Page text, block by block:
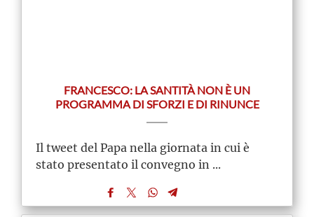
FRANCESCO: LA SANTITÀ NON È UN
PROGRAMMA DI SFORZI E DI RINUNCE
Il tweet del Papa nella giornata in cui è
stato presentato il convegno in ...